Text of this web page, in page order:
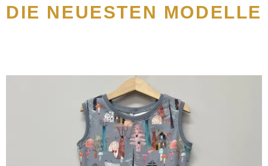
DIE NEUESTEN MODELLE